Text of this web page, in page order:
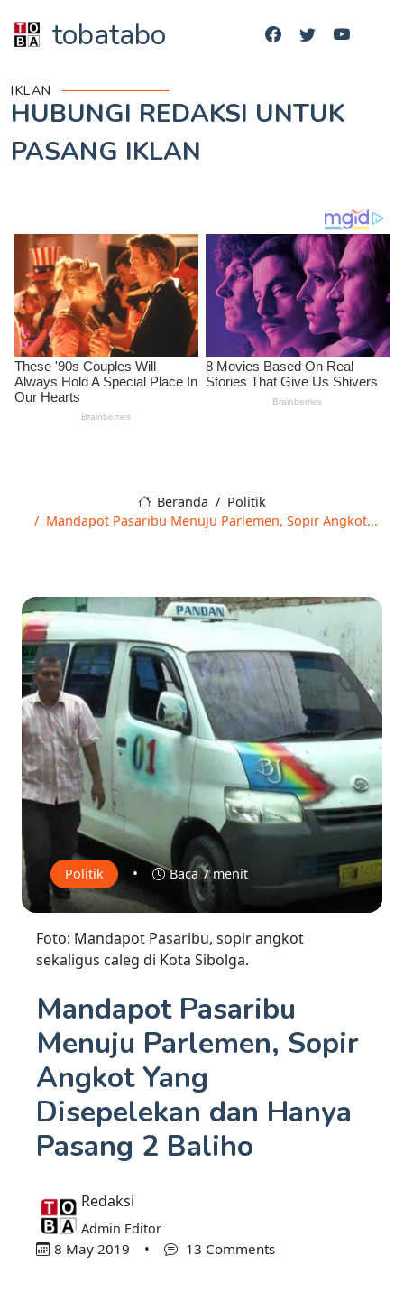
tobatabo
IKLAN
HUBUNGI REDAKSI UNTUK
PASANG IKLAN
Beranda
Politik
Mandapot Pasaribu Menuju Parlemen, Sopir Angkot...
Politik • Baca 7 menit
Foto: Mandapot Pasaribu, sopir angkot
sekaligus caleg di Kota Sibolga.
Mandapot Pasaribu
Menuju Parlemen, Sopir
Angkot Yang
Disepelekan dan Hanya
Pasang 2 Baliho
Redaksi
Admin Editor
8 May 2019 • 13 Comments